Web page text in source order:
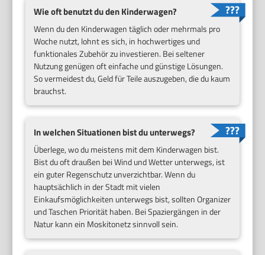
Wie oft benutzt du den Kinderwagen?
Wenn du den Kinderwagen täglich oder mehrmals pro
Woche nutzt, lohnt es sich, in hochwertiges und
funktionales Zubehör zu investieren. Bei seltener
Nutzung genügen oft einfache und günstige Lösungen.
So vermeidest du, Geld für Teile auszugeben, die du kaum
brauchst.
In welchen Situationen bist du unterwegs?
Überlege, wo du meistens mit dem Kinderwagen bist.
Bist du oft draußen bei Wind und Wetter unterwegs, ist
ein guter Regenschutz unverzichtbar. Wenn du
hauptsächlich in der Stadt mit vielen
Einkaufsmöglichkeiten unterwegs bist, sollten Organizer
und Taschen Priorität haben. Bei Spaziergängen in der
Natur kann ein Moskitonetz sinnvoll sein.